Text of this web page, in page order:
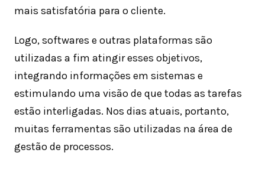
mais satisfatória para o cliente.
Logo, softwares e outras plataformas são
utilizadas a fim atingir esses objetivos,
integrando informações em sistemas e
estimulando uma visão de que todas as tarefas
estão interligadas. Nos dias atuais, portanto,
muitas ferramentas são utilizadas na área de
gestão de processos.